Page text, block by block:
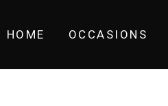
HOME OCCASIONS